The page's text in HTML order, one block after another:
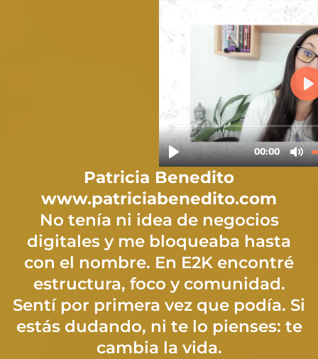
Patricia Benedito
www.patriciabenedito.com
No tenía ni idea de negocios
digitales y me bloqueaba hasta
con el nombre. En E2K encontré
estructura, foco y comunidad.
Sentí por primera vez que podía. Si
estás dudando, ni te lo pienses: te
cambia la vida.